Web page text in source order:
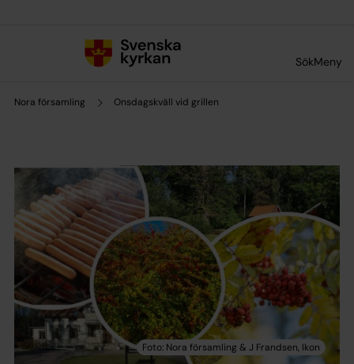
SökMeny
Nora församling Onsdagskväll vid grillen